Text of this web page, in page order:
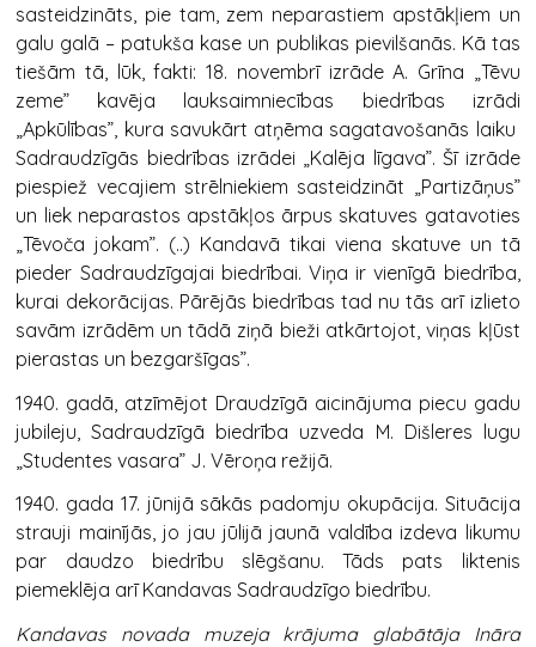
sasteidzināts, pie tam, zem neparastiem apstākļiem un
galu galā – patukša kase un publikas pievilšanās. Kā tas
tiešām tā, lūk, fakti: 18. novembrī izrāde A. Grīna „Tēvu
zeme” kavēja lauksaimniecības biedrības izrādi
„Apkūlības”, kura savukārt atņēma sagatavošanās laiku
Sadraudzīgās biedrības izrādei „Kalēja līgava”. Šī izrāde
piespiež vecajiem strēlniekiem sasteidzināt „Partizāņus”
un liek neparastos apstākļos ārpus skatuves gatavoties
„Tēvoča jokam”. (..) Kandavā tikai viena skatuve un tā
pieder Sadraudzīgajai biedrībai. Viņa ir vienīgā biedrība,
kurai dekorācijas. Pārējās biedrības tad nu tās arī izlieto
savām izrādēm un tādā ziņā bieži atkārtojot, viņas kļūst
pierastas un bezgaršīgas”.
1940. gadā, atzīmējot Draudzīgā aicinājuma piecu gadu
jubileju, Sadraudzīgā biedrība uzveda M. Dišleres lugu
„Studentes vasara” J. Vēroņa režijā.
1940. gada 17. jūnijā sākās padomju okupācija. Situācija
strauji mainījās, jo jau jūlijā jaunā valdība izdeva likumu
par daudzo biedrību slēgšanu. Tāds pats liktenis
piemeklēja arī Kandavas Sadraudzīgo biedrību.
Kandavas novada muzeja krājuma glabātāja Ināra